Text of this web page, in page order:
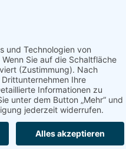
18